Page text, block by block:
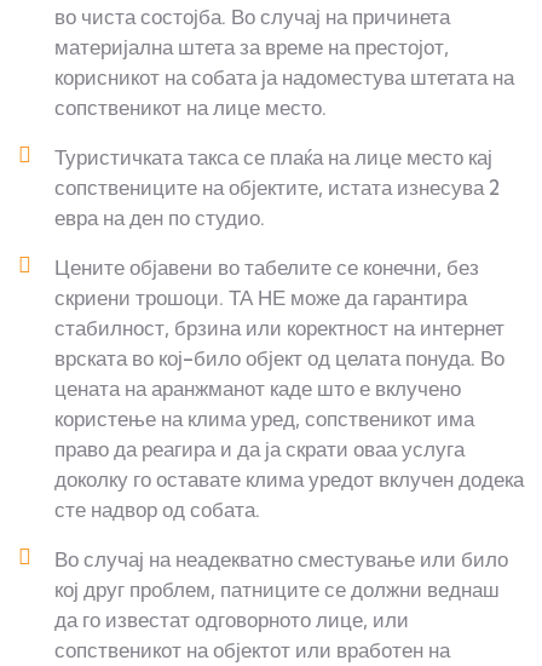
во чиста состојба. Во случај на причинета
материјална штета за време на престојот,
корисникот на собата ја надоместува штетата на
сопственикот на лице место.
Туристичката такса се плаќа на лице место кај
сопствениците на објектите, истата изнесува 2
евра на ден по студио.
Цените објавени во табелите се конечни, без
скриени трошоци. ТА НЕ може да гарантира
стабилност, брзина или коректност на интернет
врската во кој-било објект од целата понуда. Во
цената на аранжманот каде што е вклучено
користење на клима уред, сопственикот има
право да реагира и да ја скрати оваа услуга
доколку го оставате клима уредот вклучен додека
сте надвор од собата.
Во случај на неадекватно сместување или било
кој друг проблем, патниците се должни веднаш
да го известат одговорното лице, или
сопственикот на објектот или вработен на